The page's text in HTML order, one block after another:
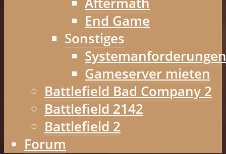
End Game
Sonstiges
Systemanforderungen
Gameserver mieten
Battlefield Bad Company 2
Battlefield 2142
Battlefield 2
Forum